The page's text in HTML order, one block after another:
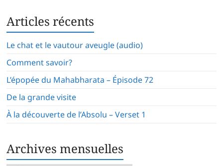
Articles récents
Le chat et le vautour aveugle (audio)
Comment savoir?
L’épopée du Mahabharata – Épisode 72
De la grande visite
À la découverte de l’Absolu – Verset 1
Archives mensuelles